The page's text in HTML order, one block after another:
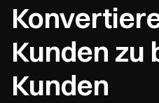
Kunden zu
Kunden